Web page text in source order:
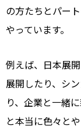
の方たちとパー
やっています。
例えば、日本展
展開したり、シ
り、企業と一緒
と本当に色々と